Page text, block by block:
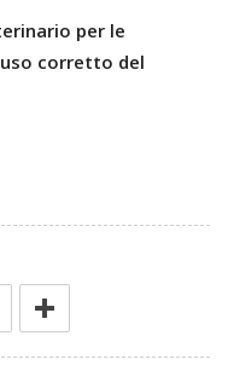
per le
corretto del